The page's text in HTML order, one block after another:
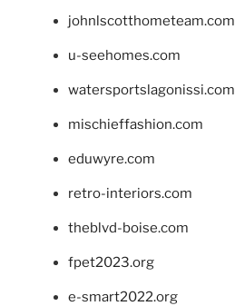
johnlscotthometeam.com
u-seehomes.com
watersportslagonissi.com
mischieffashion.com
eduwyre.com
retro-interiors.com
theblvd-boise.com
fpet2023.org
e-smart2022.org